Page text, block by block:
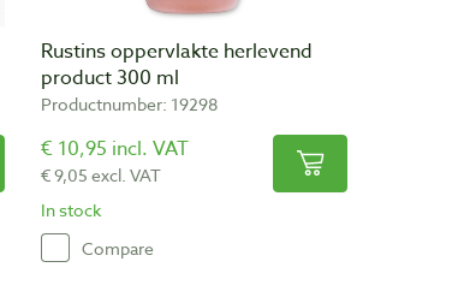
Rustins oppervlakte herlevend
product 300 ml
Productnumber: 19298
€ 10,95 incl. VAT
€ 9,05 excl. VAT
In stock
Compare